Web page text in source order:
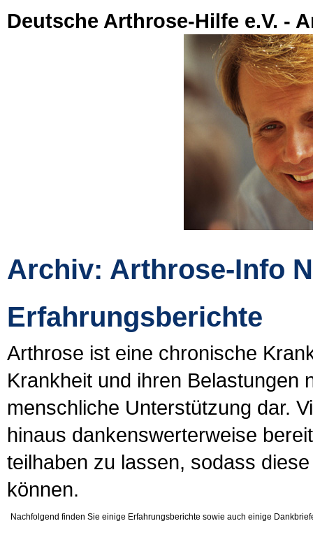
Deutsche Arthrose-Hilfe e.V. -
Archiv: Arthrose-Info
Erfahrungsberichte
Arthrose ist eine chronische
Krankheit und ihren Belastungen
menschliche Unterstützung dar.
hinaus dankenswerterweise
teilhaben zu lassen, sodass
können.
Nachfolgend finden Sie einige Erfahrungsberichte sowie auch einige